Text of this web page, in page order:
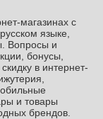
магазинах c
языке,
Вопросы и
бонусы,
в интернет-
и товары
брендов.